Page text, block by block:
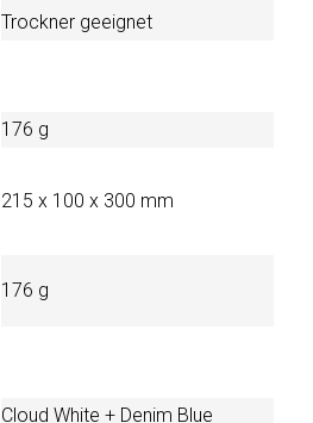
Trockner geeignet
176 g
215 x 100 x 300 mm
176 g
Cloud White + Denim Blue